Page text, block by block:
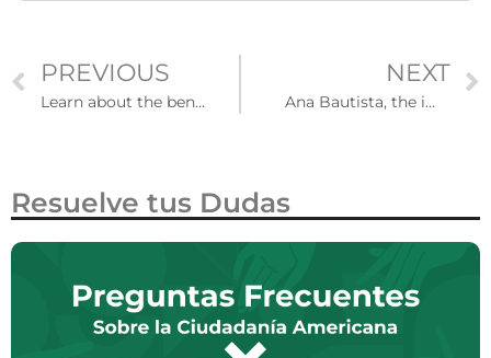
PREVIOUS
Learn about the benefits of the Repatriation Program
NEXT
Ana Bautista, the immigrant who works for family reunification
Resuelve tus Dudas